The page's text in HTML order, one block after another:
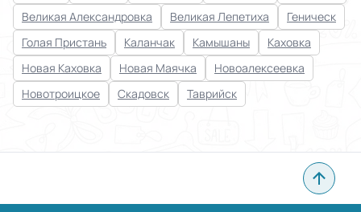
Великая Александровка
Великая Лепетиха
Геническ
Голая Пристань
Каланчак Камышаны
Каховка
Новая Каховка
Новая Маячка
Новоалексеевка
Новотроицкое
Скадовск Таврийск